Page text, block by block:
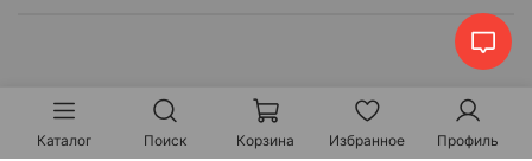
Каталог Поиск Корзина Избранное Профиль